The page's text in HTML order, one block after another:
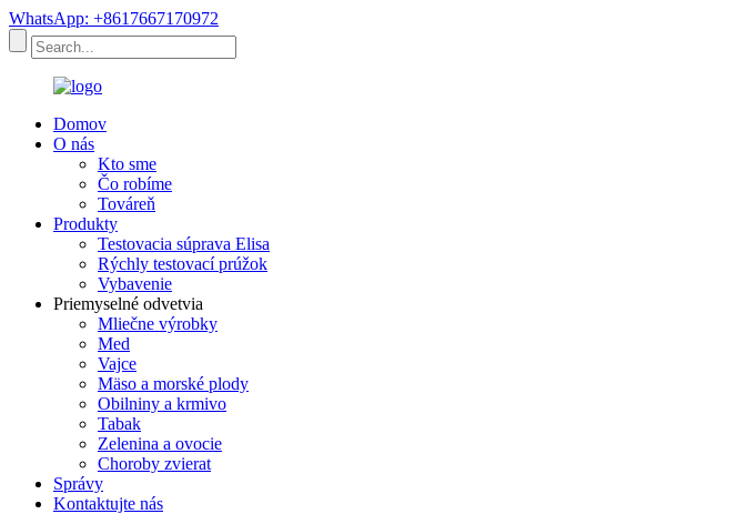
WhatsApp: +8617667170972
Domov
O nás
Kto sme
Čo robíme
Továreň
Produkty
Testovacia súprava Elisa
Rýchly testovací prúžok
Vybavenie
Priemyselné odvetvia
Mliečne výrobky
Med
Vajce
Mäso a morské plody
Obilniny a krmivo
Tabak
Zelenina a ovocie
Choroby zvierat
Správy
Kontaktujte nás